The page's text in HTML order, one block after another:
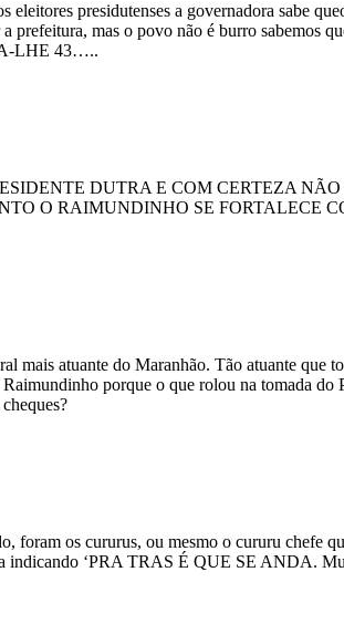
presidutenses a governadora sabe
prefeitura, mas o povo não é burro sabemos
LHE 43…..
DUTRA E COM CERTEZA
O RAIMUNDINHO SE FORTALECE
mais atuante do Maranhão. Tão atuante
porque o que rolou na tomada
os cururus, ou mesmo o cururu chefe
indicando ‘PRA TRAS É QUE SE ANDA.